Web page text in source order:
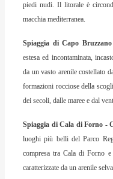
piedi nudi. Il litorale è
macchia mediterranea.
Spiaggia di Capo
estesa ed incontaminata,
da un vasto arenile costellato
formazioni rocciose della
dei secoli, dalle maree e dal
Spiaggia di Cala di Forno -
luoghi più belli del Parco
compresa tra Cala di Forno e
caratterizzate da un arenile